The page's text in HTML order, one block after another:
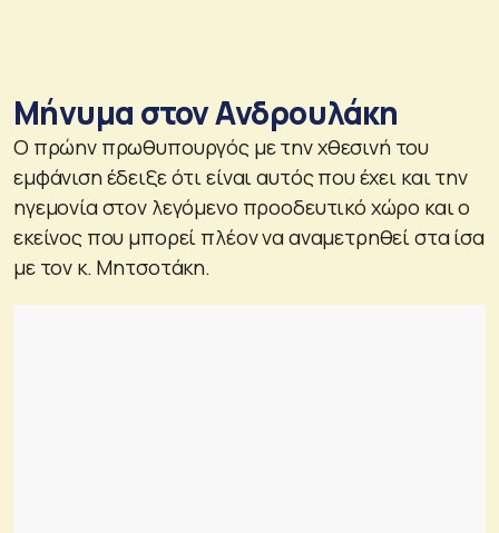
Μήνυμα στον Ανδρουλάκη
Ο πρώην πρωθυπουργός με την χθεσινή του
εμφάνιση έδειξε ότι είναι αυτός που έχει και την
ηγεμονία στον λεγόμενο προοδευτικό χώρο και ο
εκείνος που μπορεί πλέον να αναμετρηθεί στα ίσα
με τον κ. Μητσοτάκη.